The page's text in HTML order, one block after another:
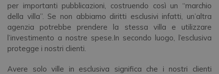
per importanti pubblicazioni, costruendo così un “marchio
della villa”. Se non abbiamo diritti esclusivi infatti, un’altra
agenzia potrebbe prendere la stessa villa e utilizzare
l’investimento a nostre spese.In secondo luogo, l’esclusiva
protegge i nostri clienti.
Avere solo ville in esclusiva significa che i nostri clienti